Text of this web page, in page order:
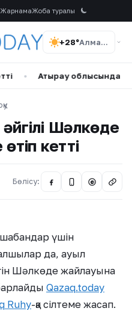
ЖарнамаЖоба туралы
+28° Алматы
облысындағы мұнай
әйгілі Шәлкөде
кетті
Бөлісу: @
үшін
да, ауыл
Шәлкөде жайлауына
Qazaq.today
Ruhy-қа сілтеме жасап.